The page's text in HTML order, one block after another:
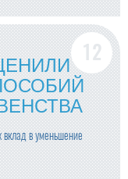
в уменьшение